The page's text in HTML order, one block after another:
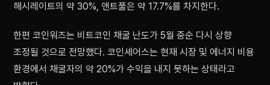
해시레이트의 약 30%, 앤트풀은 약 17.7%를 차지한다.
한편 코인워즈는 비트코인 채굴 난도가 5월 중순 다시 상향
조정될 것으로 전망했다. 코인셰어스는 현재 시장 및 에너지 비용
환경에서 채굴자의 약 20%가 수익을 내지 못하는 상태라고